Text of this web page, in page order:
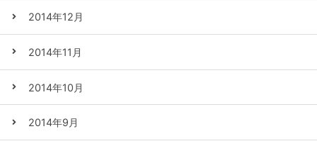
2014年12月
2014年11月
2014年10月
2014年9月